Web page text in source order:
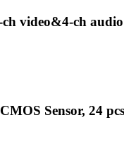
video&4-ch
Sensor, 24